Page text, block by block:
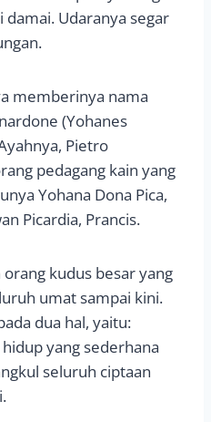
Udaranya segar
memberinya nama
(Yohanes
Pietro
pedagang kain yang
Yohana Dona Pica,
Picardia, Prancis.
orang kudus besar yang
umat sampai kini.
dua hal, yaitu:
yang sederhana
seluruh ciptaan